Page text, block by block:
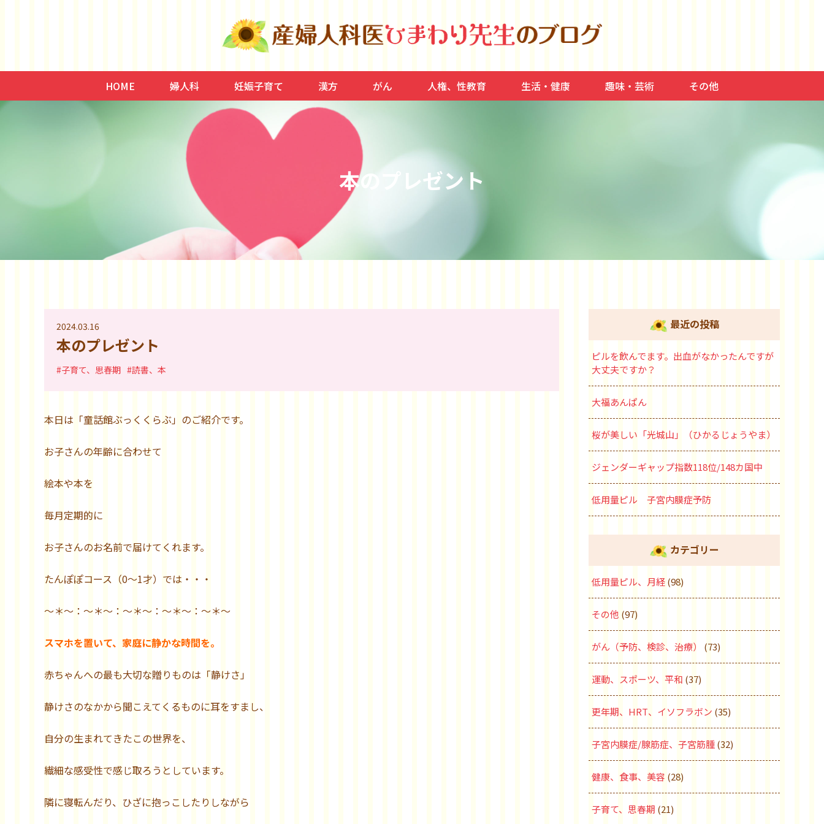
HOME 婦人科
子宮内膜症/腺筋症、子宮筋腫
低用量ピル、月経
ミレーナ
更年期、HRT、イソフラボン
骨粗鬆症
頻尿、尿失禁、子宮脱
妊娠子育て
妊娠、出産、産後
子育て、思春期
漢方 がん 人権、性教育 生活・健康 趣味・芸術 その他
本のプレゼント
2024.03.16
本のプレゼント
#子育て、思春期 #読書、本
本日は「童話館ぶっくくらぶ」のご紹介です。
お子さんの年齢に合わせて
絵本や本を
毎月定期的に
お子さんのお名前で届けてくれます。
たんぽぽコース（0～1才）では・・・
～＊～：～＊～：～＊～：～＊～：～＊～
スマホを置いて、家庭に静かな時間を。
赤ちゃんへの最も大切な贈りものは「静けさ」
静けさのなかから聞こえてくるものに耳をすまし、
自分の生まれてきたこの世界を、
繊細な感受性で感じ取ろうとしています。
隣に寝転んだり、ひざに抱っこしたりしながら
最近の投稿
ピルを飲んでます。出血がなかったんですが
大丈夫ですか？
大福あんぱん
桜が美しい「光城山」（ひかるじょうやま）
ジェンダーギャップ指数118位/148カ国中
低用量ピル 子宮内膜症予防
カテゴリー
低用量ピル、月経(98)
その他 (97)
がん（予防、検診、治療） (73)
運動、スポーツ、平和 (37)
更年期、HRT、イソフラボン (35)
子宮内膜症/腺筋症、子宮筋腫(32)
健康、食事、美容 (28)
子育て、思春期 (21)